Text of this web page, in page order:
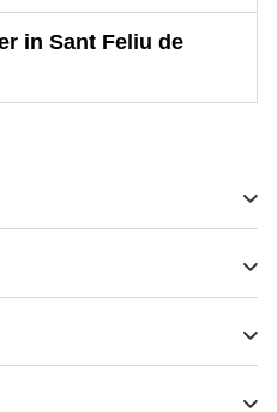
in Sant Feliu de